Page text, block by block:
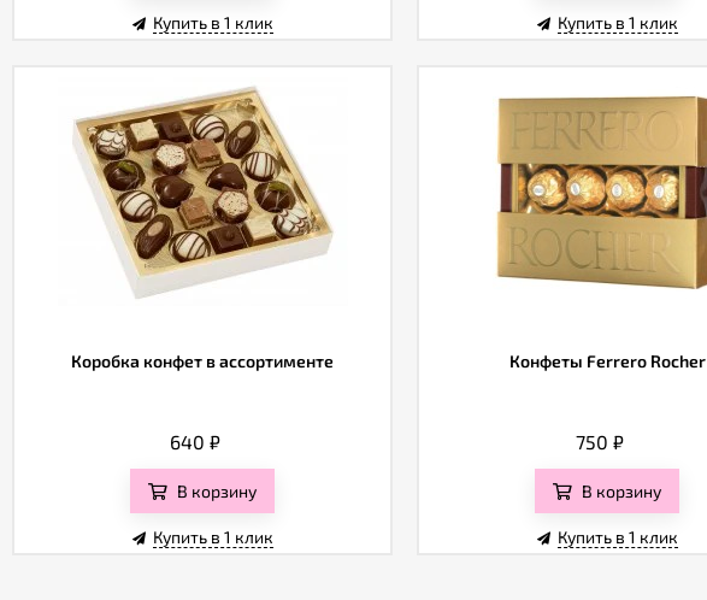
Купить в 1 клик Купить в 1 клик
Коробка конфет в ассортименте
640 ₽
В корзину
Купить в 1 клик
Конфеты Ferrero Rocher
750 ₽
В корзину
Купить в 1 клик